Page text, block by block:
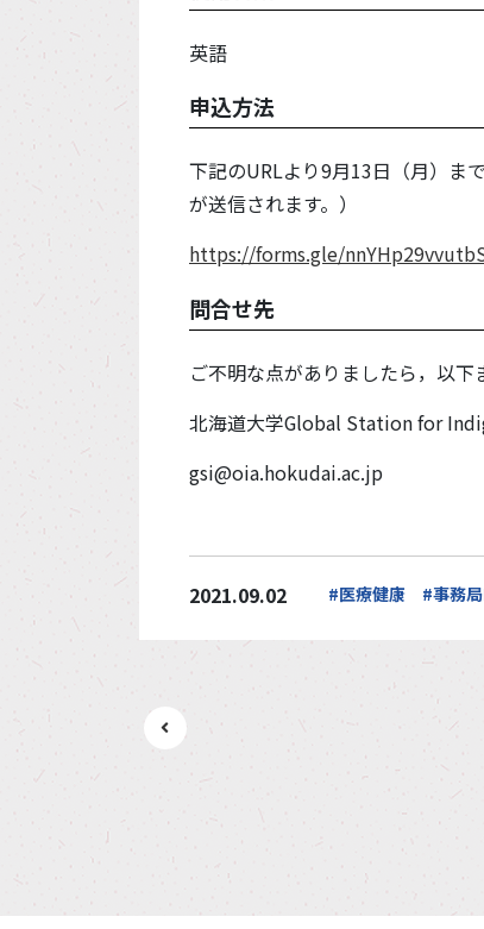
英語
申込方法
下記のURLより9月13日（月）ま
が送信されます。）
https://forms.gle/
問合せ先
ご不明な点がありましたら，以下
北海道大学Global Station for
gsi@oia.hokudai.ac.jp
2021.09.02 #医療健康 #事務